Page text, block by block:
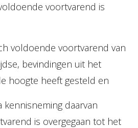
voortvarend is
voldoende voortvarend van
bevindingen uit het
hoogte heeft gesteld en
kennisneming daarvan
is overgegaan tot het